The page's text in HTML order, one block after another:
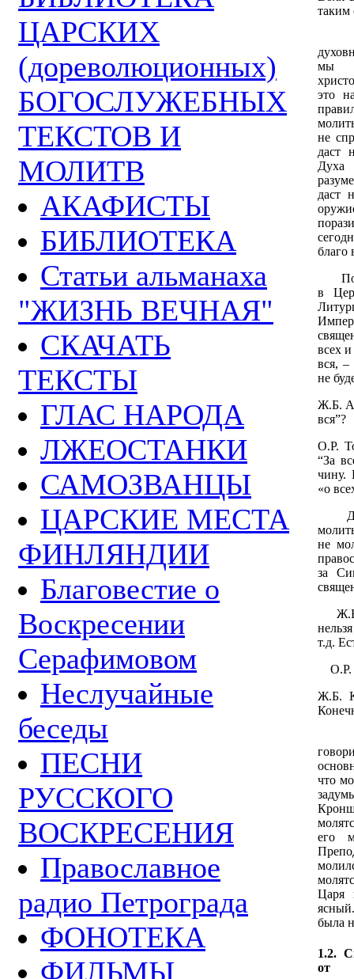
ЦАРСКИХ
(дореволюционных)
БОГОСЛУЖЕБНЫХ
ТЕКСТОВ И
МОЛИТВ
АКАФИСТЫ
БИБЛИОТЕКА
Статьи альманаха
"ЖИЗНЬ ВЕЧНАЯ"
СКАЧАТЬ
ТЕКСТЫ
ГЛАС НАРОДА
ЛЖЕОСТАНКИ
САМОЗВАНЦЫ
ЦАРСКИЕ МЕСТА
ФИНЛЯНДИИ
Благовестие о
Воскресении
Серафимовом
Неслучайные
беседы
ПЕСНИ
РУССКОГО
ВОСКРЕСЕНИЯ
Православное
радио Петрограда
ФОНОТЕКА
ФИЛЬМЫ
таким
мы
это
не
даст
Духа
даст
благо
в
всех
вся, –
не
Ж.Б. А
вся”?
О.Р.
“За
чину.
«о
не
за
Ж.Б.
т.д.
О.Р.
Ж.Б.
что
его
Царя
была
1.2.
от